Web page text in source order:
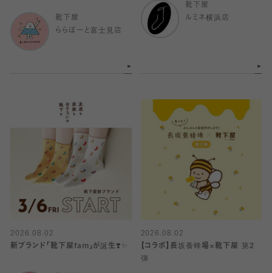
靴下屋
ららぽーと富士見店
靴下屋
ルミネ横浜店
2026.08.02
新ブランド「靴下屋fam」が誕生❣️✨
2026.08.02
【コラボ】長坂養蜂場×靴下屋 第2
弾